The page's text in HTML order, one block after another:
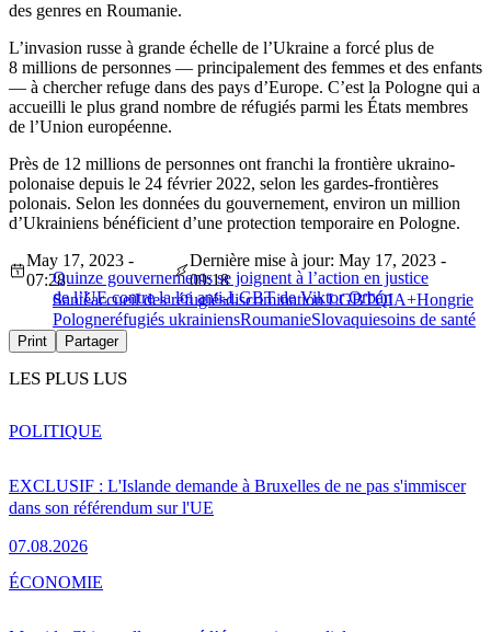
des genres en Roumanie.
L’invasion russe à grande échelle de l’Ukraine a forcé plus de
8 millions de personnes — principalement des femmes et des enfants
— à chercher refuge dans des pays d’Europe. C’est la Pologne qui a
accueilli le plus grand nombre de réfugiés parmi les États membres
de l’Union européenne.
Près de 12 millions de personnes ont franchi la frontière ukraino-
polonaise depuis le 24 février 2022, selon les gardes-frontières
polonais. Selon les données du gouvernement, environ un million
d’Ukrainiens bénéficient d’une protection temporaire en Pologne.
Quinze gouvernements se joignent à l’action en justice
de l’UE contre la loi anti-LGBT de Viktor Orbán
May 17, 2023 -
07:28
Dernière mise à jour: May 17, 2023 -
09:18
Santéaccueil des réfugiésdiscrimination LGBTQIA+Hongrie
Pologneréfugiés ukrainiensRoumanieSlovaquiesoins de santé
Print Partager
LES PLUS LUS
EXCLUSIF : L'Islande demande à Bruxelles de ne pas s'immiscer
dans son référendum sur l'UE
07.08.2026
POLITIQUE
ÉCONOMIE